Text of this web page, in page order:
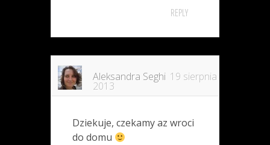
REPLY
Aleksandra Seghi 19 sierpnia
2013
Dziekuje, czekamy az wroci
do domu